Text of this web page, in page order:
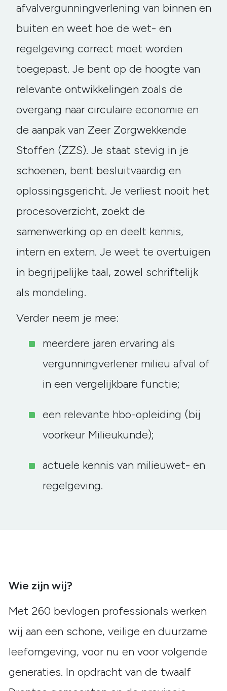
afvalvergunningverlening van binnen en
buiten en weet hoe de wet- en
regelgeving correct moet worden
toegepast. Je bent op de hoogte van
relevante ontwikkelingen zoals de
overgang naar circulaire economie en
de aanpak van Zeer Zorgwekkende
Stoffen (ZZS). Je staat stevig in je
schoenen, bent besluitvaardig en
oplossingsgericht. Je verliest nooit het
procesoverzicht, zoekt de
samenwerking op en deelt kennis,
intern en extern. Je weet te overtuigen
in begrijpelijke taal, zowel schriftelijk
als mondeling.
Verder neem je mee:
meerdere jaren ervaring als
vergunningverlener milieu afval of
in een vergelijkbare functie;
een relevante hbo-opleiding (bij
voorkeur Milieukunde);
actuele kennis van milieuwet- en
regelgeving.
Wie zijn wij?
Met 260 bevlogen professionals werken
wij aan een schone, veilige en duurzame
leefomgeving, voor nu en voor volgende
generaties. In opdracht van de twaalf